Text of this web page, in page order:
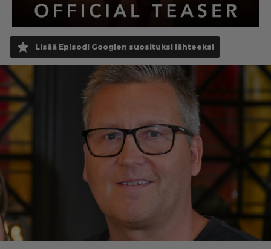
Lisää Episodi Googlen suosituksi lähteeksi